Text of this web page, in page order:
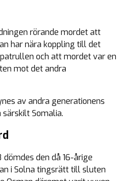
rörande mordet att
har nära koppling till det
och att mordet var en
mot det andra
av andra generationens
Somalia.
den då 16-årige
i Solna tingsrätt till sluten